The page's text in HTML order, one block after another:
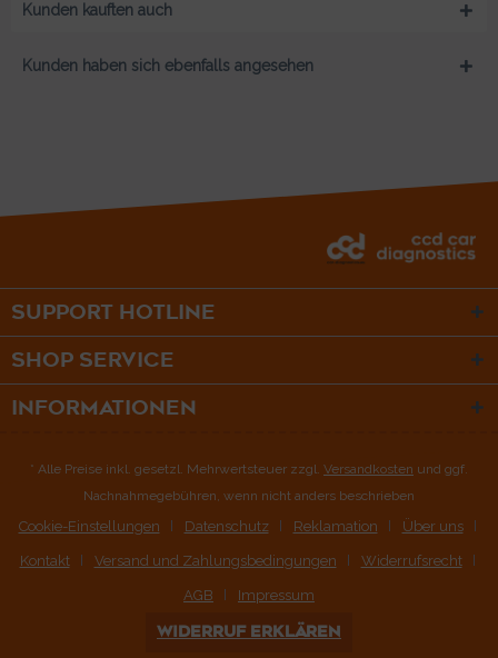
Kunden kauften auch
Kunden haben sich ebenfalls angesehen
SUPPORT HOTLINE
SHOP SERVICE
INFORMATIONEN
* Alle Preise inkl. gesetzl. Mehrwertsteuer zzgl. Versandkosten und ggf.
Nachnahmegebühren, wenn nicht anders beschrieben
Cookie-Einstellungen Datenschutz Reklamation Über uns
Kontakt Versand und Zahlungsbedingungen Widerrufsrecht
AGB Impressum
WIDERRUF ERKLÄREN